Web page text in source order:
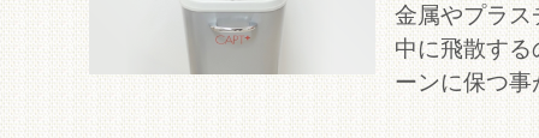
金属やプラ
中に飛散す
ーンに保つ